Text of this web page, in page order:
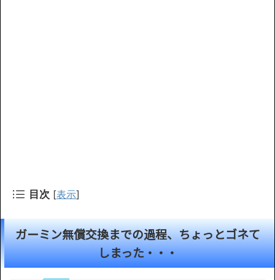
目次 [表示]
ガーミン無償交換までの過程、ちょっとゴネて
しまった・・・